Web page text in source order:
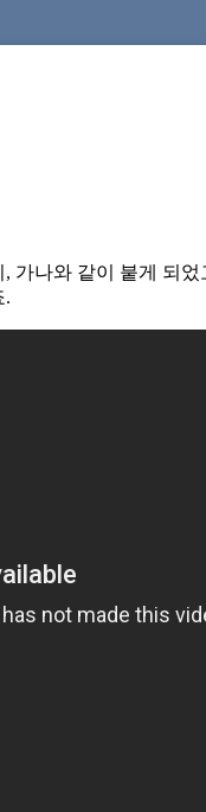
나와 같이 붙게 되
.